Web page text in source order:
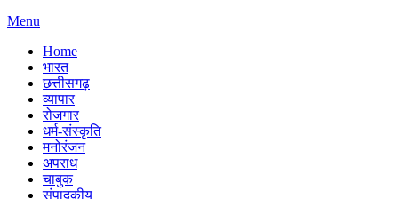
Menu
Home
भारत
छत्तीसगढ़
व्यापार
रोजगार
धर्म-संस्कृति
मनोरंजन
अपराध
चाबुक
संपादकीय